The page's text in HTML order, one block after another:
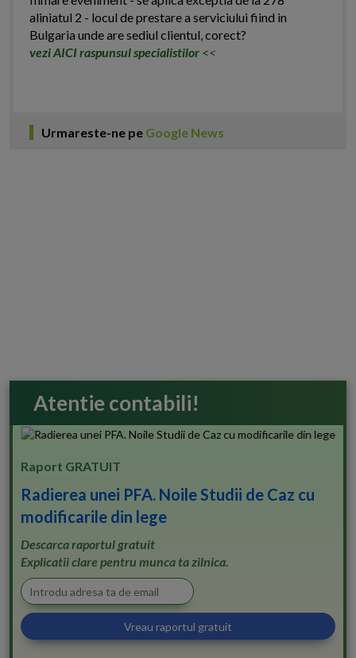
aliniatul 2 - locul de prestare a serviciului fiind in
Bulgaria unde are sediul clientul, corect?
vezi AICI raspunsul specialistilor <<
Urmareste-ne pe Google News
Atentie contabili!
Raport GRATUIT
Radierea unei PFA. Noile Studii de Caz cu
modificarile din lege
Descarca raportul gratuit
Explicatii clare pentru munca ta zilnica.